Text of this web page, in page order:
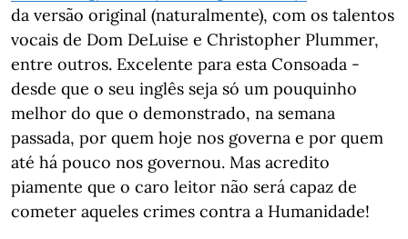
da versão original (naturalmente), com os talentos
vocais de Dom DeLuise e Christopher Plummer,
entre outros. Excelente para esta Consoada -
desde que o seu inglês seja só um pouquinho
melhor do que o demonstrado, na semana
passada, por quem hoje nos governa e por quem
até há pouco nos governou. Mas acredito
piamente que o caro leitor não será capaz de
cometer aqueles crimes contra a Humanidade!